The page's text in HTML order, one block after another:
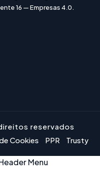
16 — Empresas 4.0.
reservados
Cookies PPR Trusty